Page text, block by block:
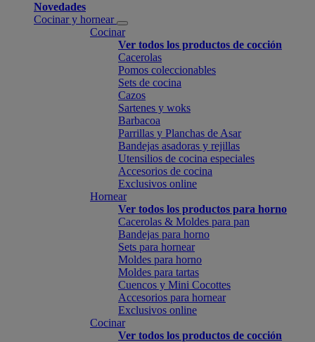
Novedades
Cocinar y hornear
Cocinar
Ver todos los productos de cocción
Cacerolas
Pomos coleccionables
Sets de cocina
Cazos
Sartenes y woks
Barbacoa
Parrillas y Planchas de Asar
Bandejas asadoras y rejillas
Utensilios de cocina especiales
Accesorios de cocina
Exclusivos online
Hornear
Ver todos los productos para horno
Cacerolas & Moldes para pan
Bandejas para horno
Sets para hornear
Moldes para horno
Moldes para tartas
Cuencos y Mini Cocottes
Accesorios para hornear
Exclusivos online
Cocinar
Ver todos los productos de cocción